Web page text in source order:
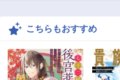
第48.2話
第47.3話
3ヶ月前
こちらもおすすめ